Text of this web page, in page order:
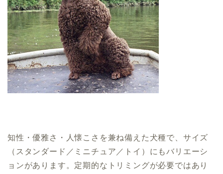
知性・優雅さ・人懐こさを兼ね備えた犬種で、サイズ
（スタンダード／ミニチュア／トイ）にもバリエーシ
ョンがあります。定期的なトリミングが必要ではあり